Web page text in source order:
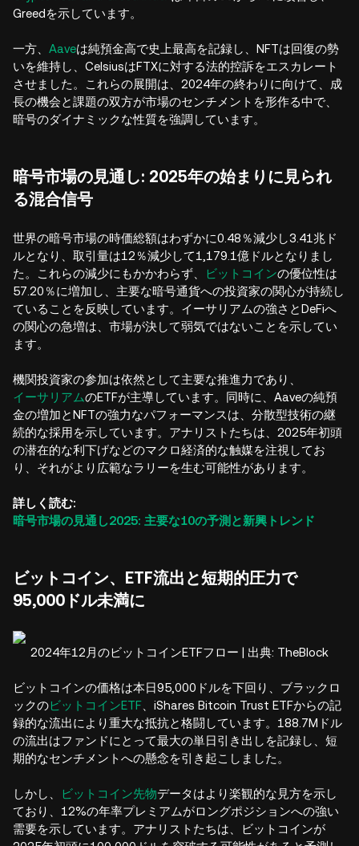
Greedを示しています。
一方、 Aaveは純預金高で史上最高を記録し、NFTは回復の勢
いを維持し、CelsiusはFTXに対する法的控訴をエスカレート
させました。これらの展開は、2024年の終わりに向けて、成
長の機会と課題の双方が市場のセンチメントを形作る中で、
暗号のダイナミックな性質を強調しています。
暗号市場の見通し: 2025年の始まりに見られ
る混合信号
世界の暗号市場の時価総額はわずかに0.48％減少し3.41兆ド
ルとなり、取引量は12％減少して1,179.1億ドルとなりまし
た。これらの減少にもかかわらず、
ビットコインの優位性は
57.20％に増加し、主要な暗号通貨への投資家の関心が持続し
ていることを反映しています。イーサリアムの強さとDeFiへ
の関心の急増は、市場が決して弱気ではないことを示してい
ます。
機関投資家の参加は依然として主要な推進力であり、
イーサリアムのETFが主導しています。同時に、Aaveの純預
金の増加とNFTの強力なパフォーマンスは、分散型技術の継
続的な採用を示しています。アナリストたちは、2025年初頭
の潜在的な利下げなどのマクロ経済的な触媒を注視してお
り、それがより広範なラリーを生む可能性があります。
詳しく読む:
暗号市場の見通し2025: 主要な10の予測と新興トレンド
ビットコイン、ETF流出と短期的圧力で
95,000ドル未満に
2024年12月のビットコインETFフロー | 出典: TheBlock
ビットコインの価格は本日95,000ドルを下回り、ブラックロ
ックのビットコインETF 、iShares Bitcoin Trust ETFからの記
録的な流出により重大な抵抗と格闘しています。188.7Mドル
の流出はファンドにとって最大の単日引き出しを記録し、短
期的なセンチメントへの懸念を引き起こしました。
しかし、 ビットコイン先物データはより楽観的な見方を示し
ており、12%の年率プレミアムがロングポジションへの強い
需要を示しています。アナリストたちは、ビットコインが